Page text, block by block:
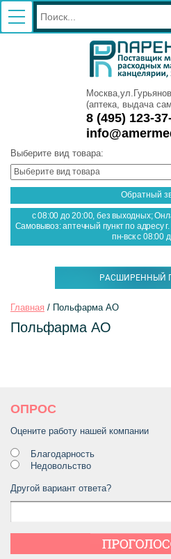
ПОДБОР АПТЕЧКИ
(аптека, выдача
8 (495) 123-
Выберите вид товара:
Обратный
с 08:00 до 20:00, без выходных;
Самовывоз: аптечный пункт по адресу
пн-вск с 08:00
РАСШИРЕННЫЙ
Главная / Польфарма АО
Польфарма АО
ОПРОС
Оцените работу нашей компании
Благодарность
Недовольство
Другой вариант ответа?